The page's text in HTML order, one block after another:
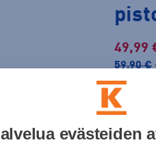
49,99
59,90 €
30pv
Väri
evästeiden